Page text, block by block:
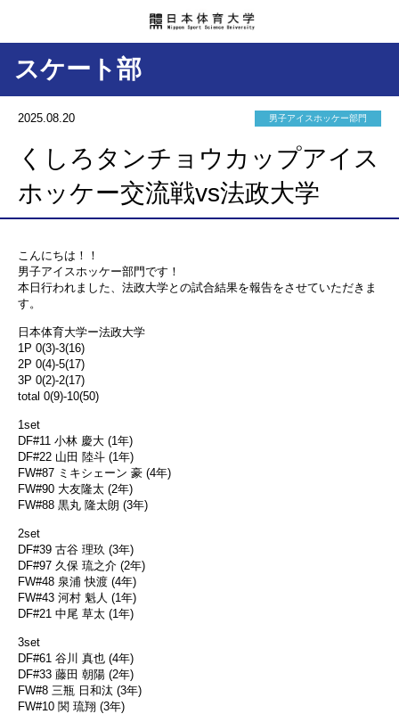
スケート部
2025.08.20 男子アイスホッケー部門
くしろタンチョウカップアイス
ホッケー交流戦vs法政大学
こんにちは！！
男子アイスホッケー部門です！
本日行われました、法政大学との試合結果を報告をさせていただきま
す。
日本体育大学ー法政大学
1P 0(3)-3(16)
2P 0(4)-5(17)
3P 0(2)-2(17)
total 0(9)-10(50)
1set
DF#11 小林 慶大 (1年)
DF#22 山田 陸斗 (1年)
FW#87 ミキシェーン 豪 (4年)
FW#90 大友隆太 (2年)
FW#88 黒丸 隆太朗 (3年)
2set
DF#39 古谷 理玖 (3年)
DF#97 久保 琉之介 (2年)
FW#48 泉浦 快渡 (4年)
FW#43 河村 魁人 (1年)
DF#21 中尾 草太 (1年)
3set
DF#61 谷川 真也 (4年)
DF#33 藤田 朝陽 (2年)
FW#8 三瓶 日和汰 (3年)
FW#10 関 琉翔 (3年)